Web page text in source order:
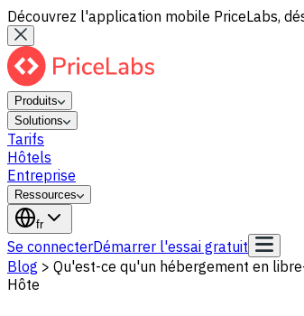
Découvrez l'application mobile PriceLabs,
Produits
Solutions
Tarifs
Hôtels
Entreprise
Ressources
fr
Se connecterDémarrer l'essai gratuit
Blog > Qu'est-ce qu'un hébergement en
Hôte